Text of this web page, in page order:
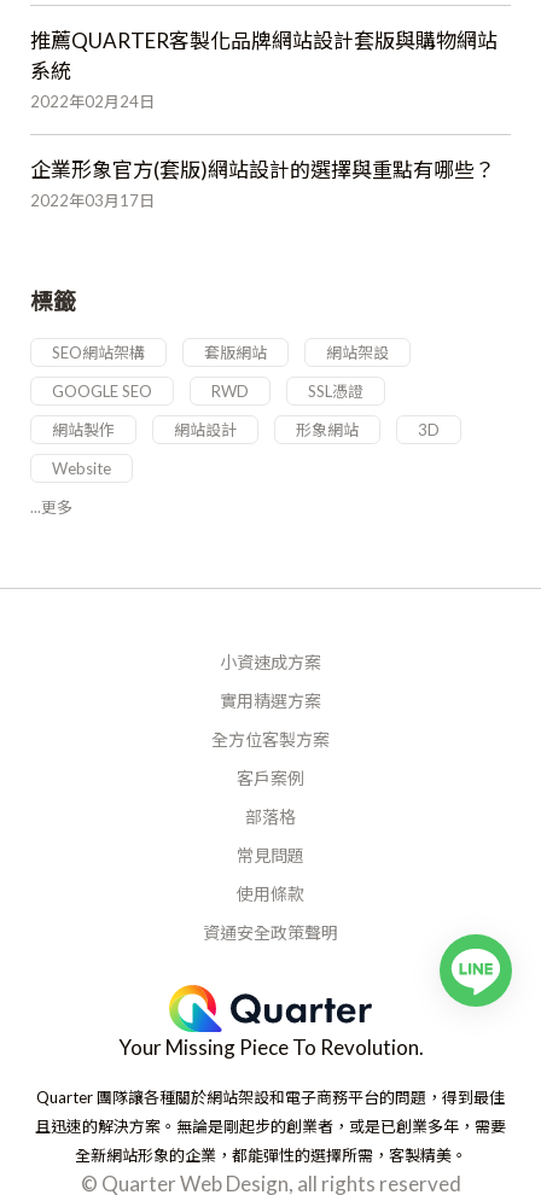
推薦QUARTER客製化品牌網站設計套版與購物網站
系統
2022年02月24日
企業形象官方(套版)網站設計的選擇與重點有哪些？
2022年03月17日
標籤
SEO網站架構 套版網站
網站架設
GOOGLE SEO
RWD
SSL憑證
網站製作
網站設計 形象網站
3D
Website
...更多
小資速成方案
實用精選方案
全方位客製方案
客戶案例
部落格
常見問題
使用條款
資通安全政策聲明
Your Missing Piece To Revolution.
Quarter 團隊讓各種關於網站架設和電子商務平台的問題，得到最佳
且迅速的解決方案。無論是剛起步的創業者，或是已創業多年，需要
全新網站形象的企業，都能彈性的選擇所需，客製精美。
© Quarter Web Design, all rights reserved